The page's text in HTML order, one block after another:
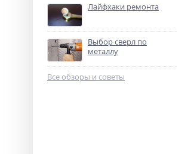
Лайфхаки ремонта
Выбор сверл по
металлу
Все обзоры и советы